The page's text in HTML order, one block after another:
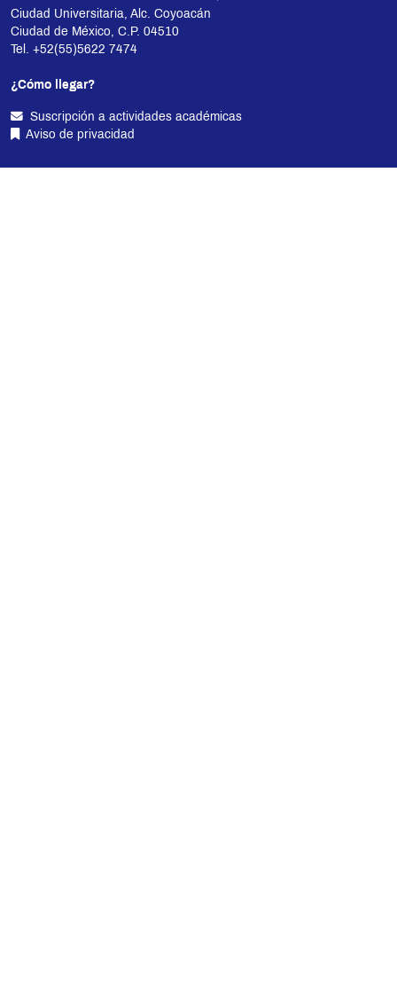
Ciudad Universitaria, Alc. Coyoacán
Ciudad de México, C.P. 04510
Tel. +52(55)5622 7474
¿Cómo llegar?
Suscripción a actividades académicas
Aviso de privacidad